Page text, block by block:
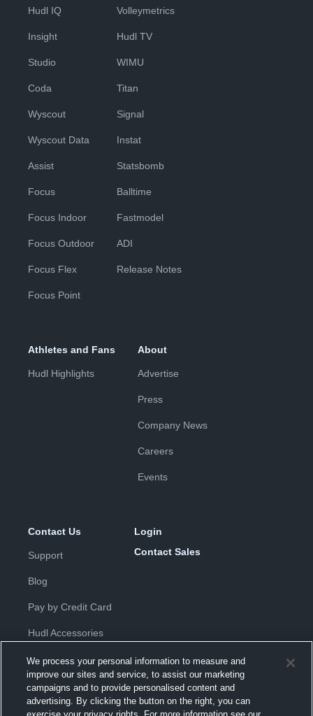
Hudl IQ
Insight
Studio
Coda
Wyscout
Wyscout Data
Assist
Focus
Focus Indoor
Focus Outdoor
Focus Flex
Focus Point
Volleymetrics
Hudl TV
WIMU
Titan
Signal
Instat
Statsbomb
Balltime
Fastmodel
ADI
Release Notes
Athletes and Fans
Hudl Highlights
About
Advertise
Press
Company News
Careers
Events
Contact Us
Support
Blog
Pay by Credit Card
Hudl Accessories
Login
Contact Sales
We process your personal information to measure and
improve our sites and service, to assist our marketing
campaigns and to provide personalised content and
advertising. By clicking the button on the right, you can